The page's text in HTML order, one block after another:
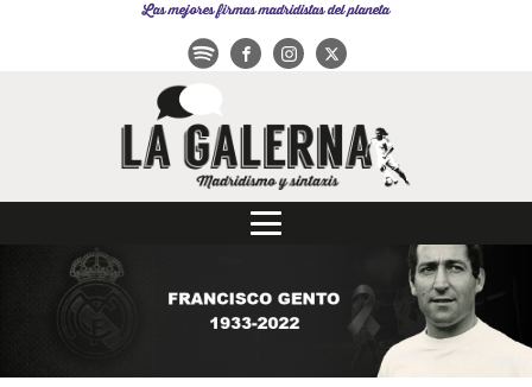
Las mejores firmas madridistas del planeta